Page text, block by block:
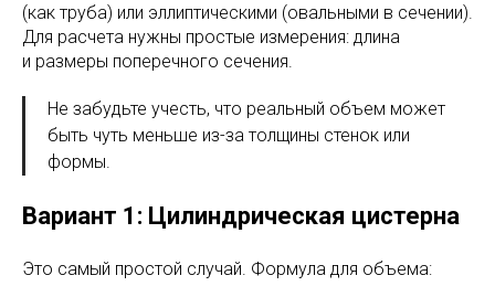
(как труба) или эллиптическими (овальными в сечении).
Для расчета нужны простые измерения: длина
и размеры поперечного сечения.
Не забудьте учесть, что реальный объем может
быть чуть меньше из-за толщины стенок или
формы.
Вариант 1: Цилиндрическая цистерна
Это самый простой случай. Формула для объема: